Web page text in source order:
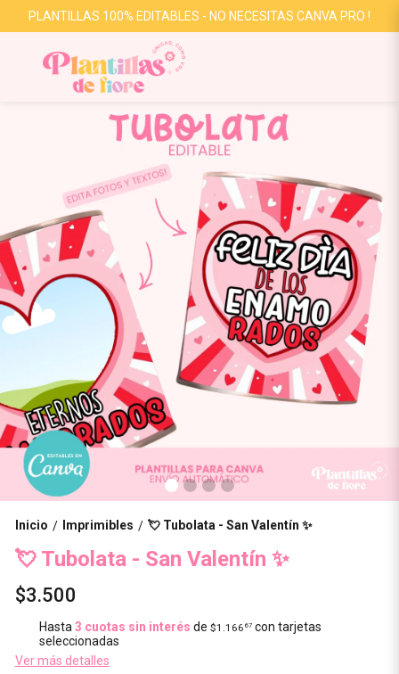
PLANTILLAS 100% EDITABLES - NO NECESITAS CANVA PRO !
Inicio / Imprimibles / 💘 Tubolata - San Valentín ✨
💘 Tubolata - San Valentín ✨
$3.500
Hasta3 cuotas sin interés de$1.166 67 con tarjetas
seleccionadas
Ver más detalles